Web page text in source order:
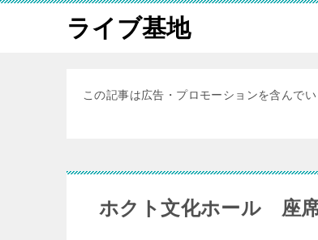
ライブ基地
この記事は広告・プロモーションを含んでい
ホクト文化ホール 座